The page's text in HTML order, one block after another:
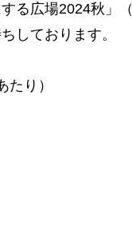
る広場2024秋」（
しております。
り）